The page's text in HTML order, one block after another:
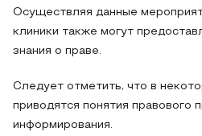
Осуществляя данные
клиники также могут
знания о праве.
Следует отметить, что в
приводятся понятия правового
информирования.